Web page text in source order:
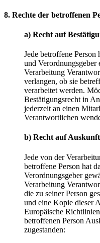
8. Rechte der betroffenen
a) Recht auf
Jede betroffene
und Verordnungsgeber
Verarbeitung
verlangen, ob sie
verarbeitet werden.
Bestätigungsrecht in
jederzeit an einen
Verantwortlichen
b) Recht auf Auskunft
Jede von der
betroffene Person hat
Verordnungsgeber
Verarbeitung
die zu seiner Person
und eine Kopie dieser
Europäische
betroffenen Person
zugestanden: